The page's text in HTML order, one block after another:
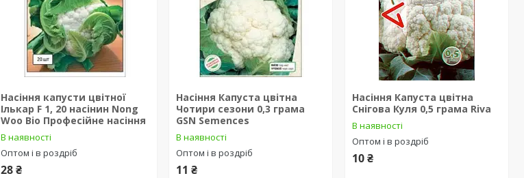
Насіння капусти цвітної
Ількар F 1, 20 насінин Nong
Woo Bio Професійне насіння
В наявності
Оптом і в роздріб
28 ₴
Насіння Капуста цвітна
Чотири сезони 0,3 грама
GSN Semences
В наявності
Оптом і в роздріб
11 ₴
Насіння Капуста цвітна
Снігова Куля 0,5 грама Riva
В наявності
Оптом і в роздріб
10 ₴